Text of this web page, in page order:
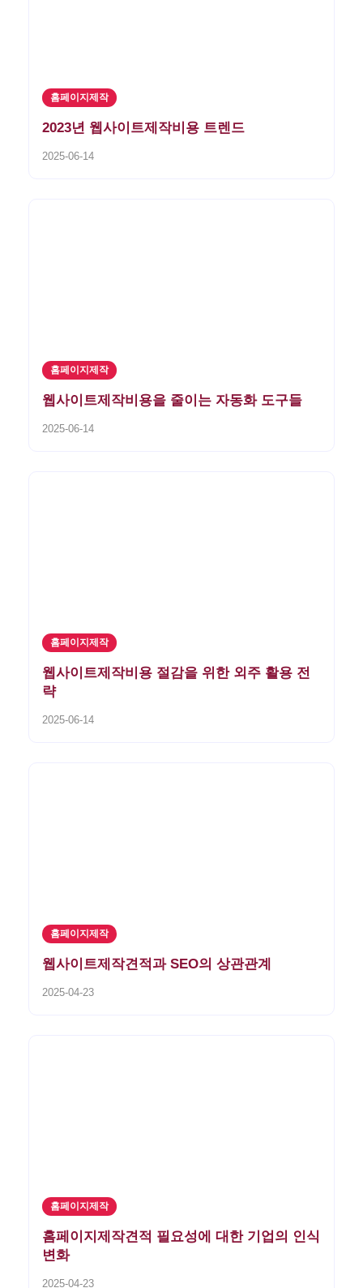
홈페이지제작
2023년 웹사이트제작비용 트렌드
2025-06-14
홈페이지제작
웹사이트제작비용을 줄이는 자동화 도구들
2025-06-14
홈페이지제작
웹사이트제작비용 절감을 위한 외주 활용 전
략
2025-06-14
홈페이지제작
웹사이트제작견적과 SEO의 상관관계
2025-04-23
홈페이지제작
홈페이지제작견적 필요성에 대한 기업의 인식
변화
2025-04-23